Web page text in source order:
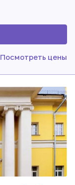
Посмотреть цены